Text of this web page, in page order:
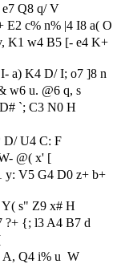
Q8 q/ V
E2 c% n% |4 I8 a( O
K1 w4 B5 [- e4 K+
a) K4 D/ I; o7 ]8 n
w6 u. @6 q, s
`; C3 N0 H
D/ U4 C: F
@( x' [
y: V5 G4 D0 z+ b+
s" Z9 x# H
?+ {; l3 A4 B7 d
A, Q4 i% u W